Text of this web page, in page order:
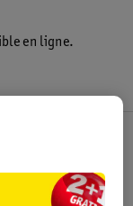
en ligne.